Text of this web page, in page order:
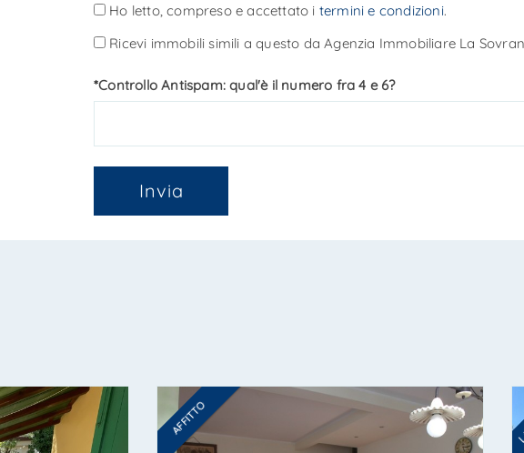
Ho letto, compreso e accettato i termini e condizioni.
Ricevi immobili simili a questo da Agenzia Immobiliare La
*Controllo Antispam: qual'è il numero fra 4 e 6?
Invia
AFFITTO